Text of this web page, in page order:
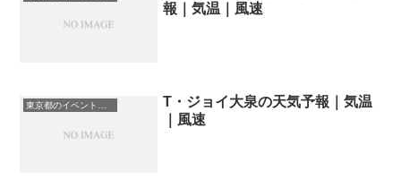
報｜気温｜風速
東京都のイベント会場一覧
T・ジョイ大泉の天気予報｜気温
｜風速